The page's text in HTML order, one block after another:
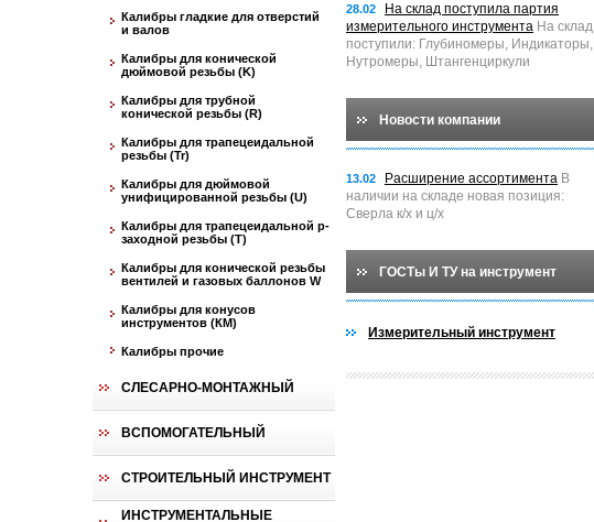
Калибры гладкие для отверстий
и валов
Калибры для конической
дюймовой резьбы (K)
Калибры для трубной
конической резьбы (R)
Калибры для трапецеидальной
резьбы (Tr)
Калибры для дюймовой
унифицированной резьбы (U)
Калибры для трапецеидальной p-
заходной резьбы (T)
Калибры для конической резьбы
вентилей и газовых баллонов W
Калибры для конусов
инструментов (КМ)
Калибры прочие
СЛЕСАРНО-МОНТАЖНЫЙ
ВСПОМОГАТЕЛЬНЫЙ
СТРОИТЕЛЬНЫЙ ИНСТРУМЕНТ
ИНСТРУМЕНТАЛЬНЫЕ
28.02
На склад поступила партия
измерительного инструмента На склад
поступили: Глубиномеры, Индикаторы,
Нутромеры, Штангенциркули
Новости компании
13.02 Расширение ассортимента В
наличии на складе новая позиция:
Сверла к/х и ц/х
ГОСТы И ТУ на инструмент
Измерительный инструмент